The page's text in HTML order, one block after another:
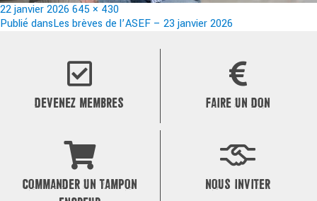
Publié
le
22 janvier 2026 Taille
réelle
645 × 430
Navigation
Publié dansLes brèves de l’ASEF – 23 janvier 2026
DEVENEZ MEMBRES FAIRE UN DON
COMMANDER UN TAMPON
NOUS INVITER